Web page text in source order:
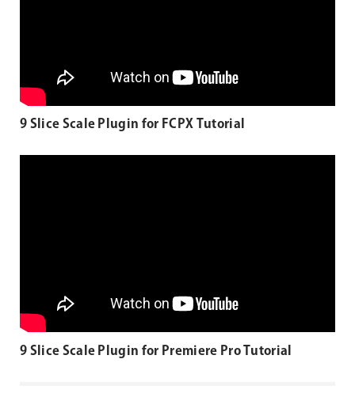
9 Slice Scale Plugin for FCPX Tutorial
9 Slice Scale Plugin for Premiere Pro Tutorial